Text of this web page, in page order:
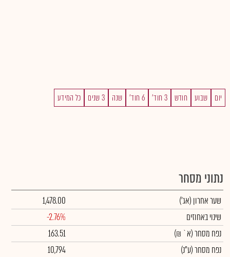
יום שבוע חודש 3 חוד' 6 חוד' שנה 3 שנים כל המידע
נתוני מסחר
שער אחרון (אג')
1,478.00
שינוי באחוזים
-2.76%
נפח מסחר(א` ₪)
163.51
נפח מסחר(ע"נ)
10,794